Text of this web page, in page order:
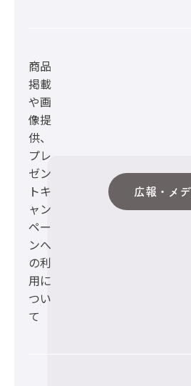
商品
掲載
や画
像提
供、
プレ
ゼン
トキ
ャン
ペー
ンへ
の利
用に
つい
て
広報・メ